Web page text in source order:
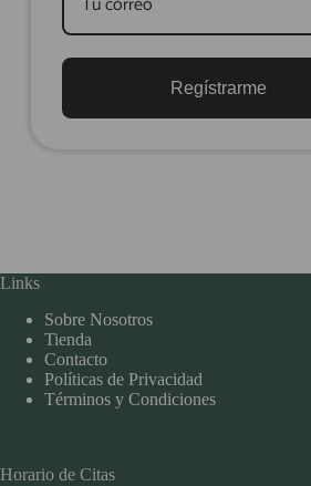
Regístrarme
Links
Sobre Nosotros
Tienda
Contacto
Políticas de Privacidad
Términos y Condiciones
Horario de Citas